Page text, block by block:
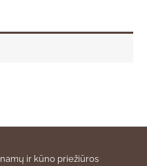
ir kūno priežiūros